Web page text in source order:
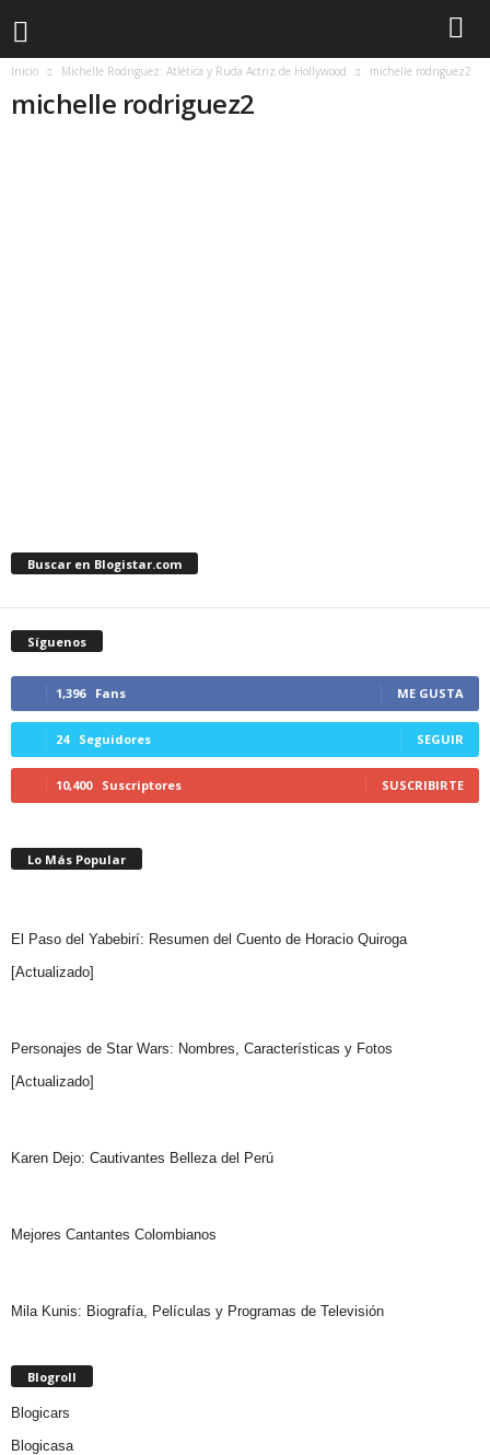
Inicio Michelle Rodriguez: Atlética y Ruda Actriz de Hollywood michelle rodriguez2
michelle rodriguez2
Buscar en Blogistar.com
Síguenos
1,396 Fans ME GUSTA
24 Seguidores SEGUIR
10,400 Suscriptores SUSCRIBIRTE
Lo Más Popular
El Paso del Yabebirí: Resumen del Cuento de Horacio Quiroga
[Actualizado]
Personajes de Star Wars: Nombres, Características y Fotos
[Actualizado]
Karen Dejo: Cautivantes Belleza del Perú
Mejores Cantantes Colombianos
Mila Kunis: Biografía, Películas y Programas de Televisión
Blogroll
Blogicars
Blogicasa